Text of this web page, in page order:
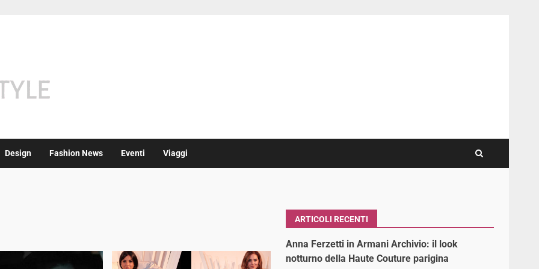
Design Fashion News Eventi Viaggi
ARTICOLI RECENTI
Anna Ferzetti in Armani Archivio: il look
notturno della Haute Couture parigina